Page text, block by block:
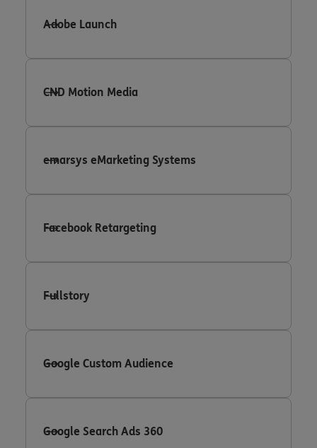
Adobe Launch
CND Motion Media
emarsys eMarketing Systems
Facebook Retargeting
Fullstory
Google Custom Audience
Google Search Ads 360